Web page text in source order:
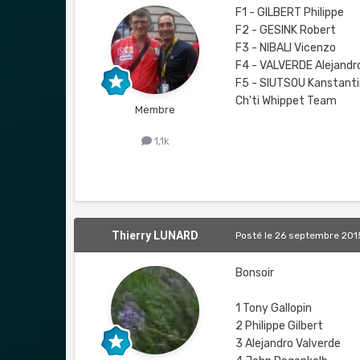
Membre
1,1k
F1 - GILBERT Philippe
F2 - GESINK Robert
F3 - NIBALI Vicenzo
F4 - VALVERDE
F5 - SIUTSOU
Ch'ti Whippet Team
Thierry LUNARD Postéle 26 septembre
Bonsoir
1 Tony Gallopin
2 Philippe Gilbert
3 Alejandro Valverde